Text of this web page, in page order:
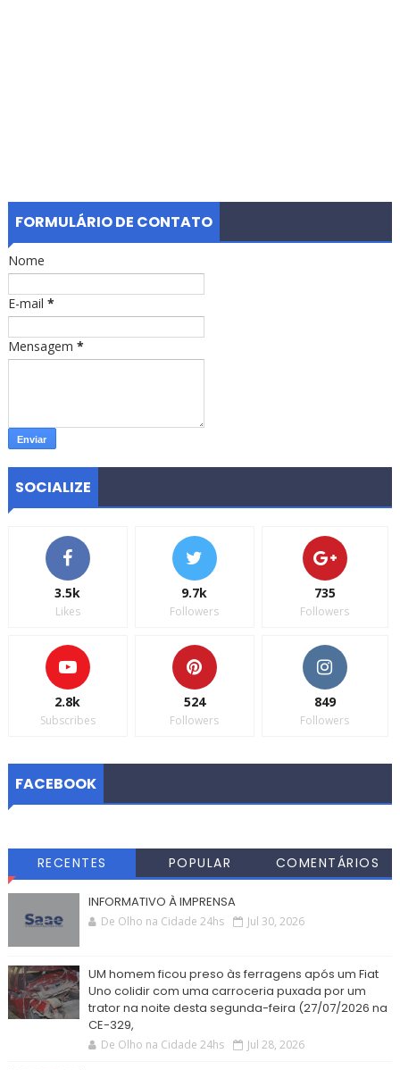
FORMULÁRIO DE CONTATO
Nome
E-mail *
Mensagem *
SOCIALIZE
3.5k
Likes
9.7k
Followers
735
Followers
2.8k
Subscribes
524
Followers
849
Followers
FACEBOOK
RECENTES POPULAR COMENTÁRIOS
INFORMATIVO À IMPRENSA
De Olho na Cidade 24hs Jul 30, 2026
UM homem ficou preso às ferragens após um Fiat
Uno colidir com uma carroceria puxada por um
trator na noite desta segunda-feira (27/07/2026 na
CE-329,
De Olho na Cidade 24hs Jul 28, 2026